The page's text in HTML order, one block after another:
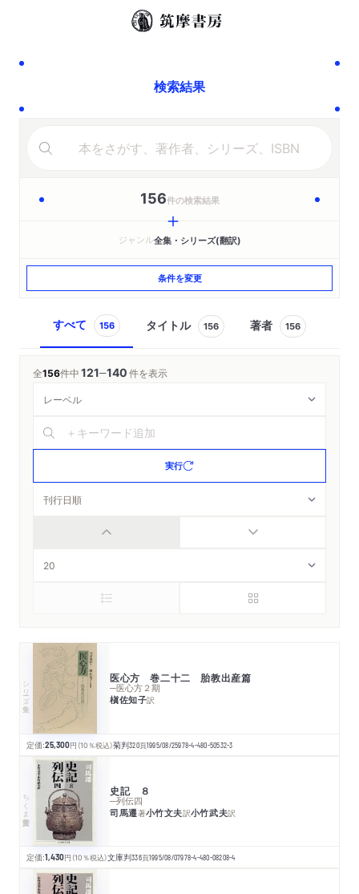
検索結果
156件の検索結果
ジャンル全集・シリーズ(翻訳)
条件を変更
すべて 156 タイトル 156 著者 156
全156件中121─140件を表示
実行
シリーズ・全集 医心方 巻二十二 胎教出産篇
─医心方２期
槇佐知子訳
定価:25,300円 （10％税込）菊判320頁1995/08/25978-4-480-50532-3
ちくま学芸文庫 史記 ８
─列伝四
司馬遷著小竹文夫訳小竹武夫訳
定価:1,430円 （10％税込）文庫判336頁1995/08/07978-4-480-08208-4